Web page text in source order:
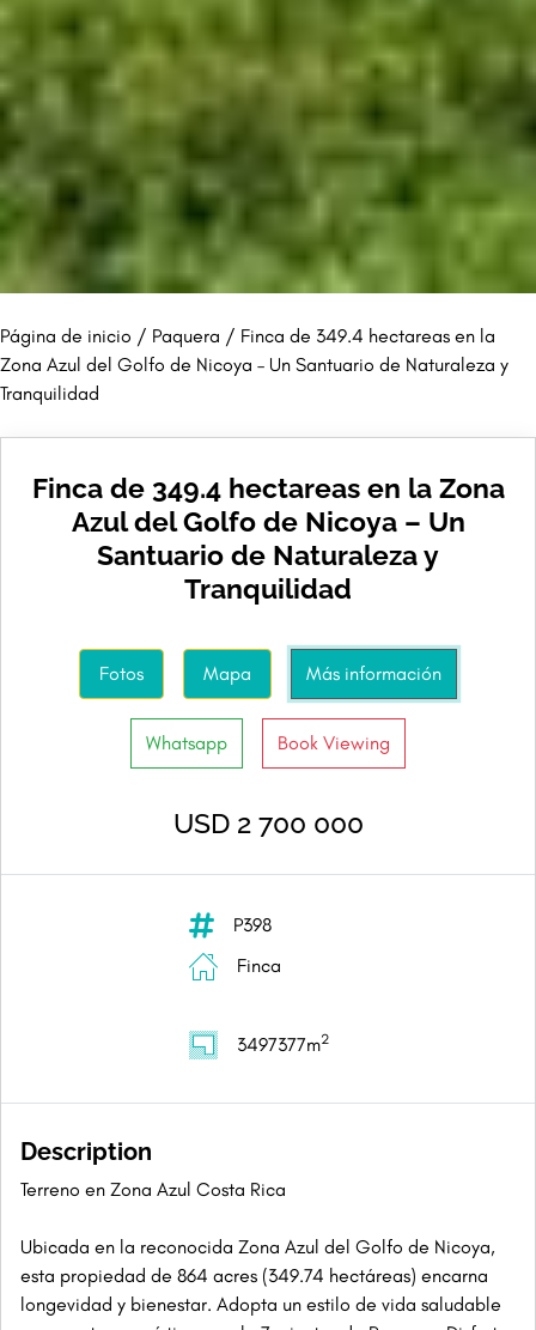
Página de inicio / Paquera / Finca de 349.4 hectareas en la
Zona Azul del Golfo de Nicoya – Un Santuario de Naturaleza y
Tranquilidad
Finca de 349.4 hectareas en la Zona
Azul del Golfo de Nicoya – Un
Santuario de Naturaleza y
Tranquilidad
Fotos Mapa Más información
Whatsapp Book Viewing
USD 2 700 000
P398
Finca
3497377m2
Description
Terreno en Zona Azul Costa Rica
Ubicada en la reconocida Zona Azul del Golfo de Nicoya,
esta propiedad de 864 acres (349.74 hectáreas) encarna
longevidad y bienestar. Adopta un estilo de vida saludable